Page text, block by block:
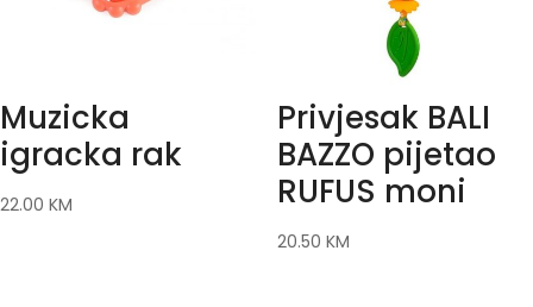
Muzicka
igracka rak
22.00 KM
Privjesak BALI
BAZZO pijetao
RUFUS moni
20.50 KM